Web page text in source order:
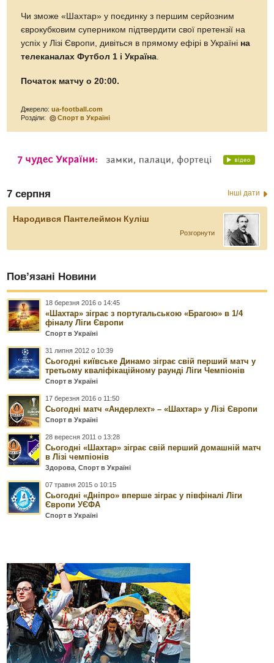
Чи зможе «Шахтар» у поєдинку з першим серйозним
єврокубковим суперником підтвердити свої претензії на
успіх у Лізі Європи, дивіться в прямому ефірі в Україні на
телеканалах Футбол 1 і Україна
Початок матчу о 20:00.
Джерело:ua-football.com
Розділи:
Спорт в Україні
7 серпня Інші дати
Народився Пантелеймон Куліш
Розгорнути
Пов’язані Новини
18 березня 2016 о 14:45
«Шахтар» зіграє з португальською «Брагою» в 1/4
фіналу Ліги Європи
Спорт в Україні
31 липня 2012 о 10:39
Сьогодні київське Динамо зіграє свій перший матч у
третьому кваліфікаційному раунді Ліги Чемпіонів
Спорт в Україні
17 березня 2016 о 11:50
Сьогодні матч «Андерлехт» – «Шахтар» у Лізі Європи
Спорт в Україні
28 вересня 2011 о 13:28
Сьогодні «Шахтар» зіграє свій перший домашній матч
в Лізі чемпіонів
Здорова ,Спорт в Україні
07 травня 2015 о 10:15
Сьогодні «Дніпро» вперше зіграє у півфіналі Ліги
Європи УЄФА
Спорт в Україні